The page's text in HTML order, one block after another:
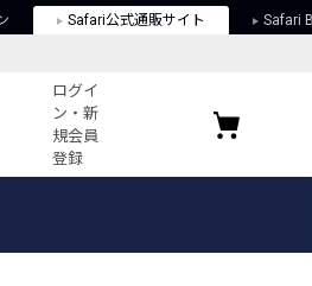
Safari公式通販サイト Safari
ログイ
ン・新
規会員
登録
お気に入りブラン